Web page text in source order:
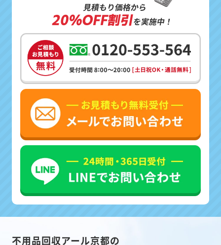
見積もり価格から
20%OFF割引を実施中！
不用品回収アール京都の